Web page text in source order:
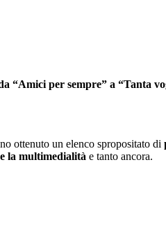
“Amici per sempre” a “Tanta
ottenuto un elenco spropositato di
e la multimedialità e tanto ancora.